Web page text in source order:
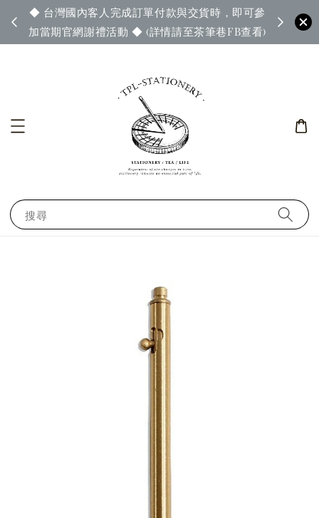
◆ 台灣國內客人完成訂單付款與交貨時，即可參
加當期官網謝禮活動 ◆ (詳情請至茶筆巷FB查看)
◆ 官
搜尋